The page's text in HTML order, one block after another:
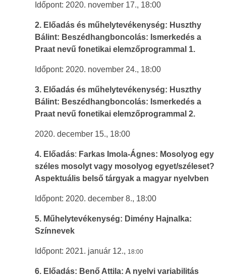
Időpont: 2020. november 17., 18:00
2. Előadás és műhelytevékenység: Huszthy
Bálint: Beszédhangboncolás: Ismerkedés a
Praat nevű fonetikai elemzőprogrammal 1.
Időpont: 2020. november 24., 18:00
3. Előadás és műhelytevékenység: Huszthy
Bálint: Beszédhangboncolás: Ismerkedés a
Praat nevű fonetikai elemzőprogrammal 2.
2020. december 15., 18:00
4. Előadás: Farkas Imola-Ágnes: Mosolyog egy
széles mosolyt vagy mosolyog egyet/széleset?
Aspektuális belső tárgyak a magyar nyelvben
Időpont: 2020. december 8., 18:00
5. Műhelytevékenység: Dimény Hajnalka:
Színnevek
Időpont: 2021. január 12., 18:00
6. Előadás: Benő Attila: Anyelvi variabilitás